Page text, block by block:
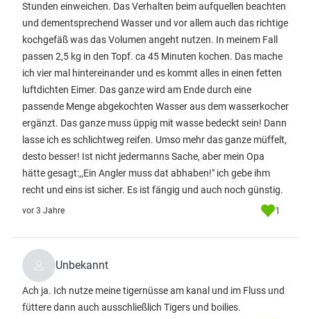
Stunden einweichen. Das Verhalten beim aufquellen beachten
und dementsprechend Wasser und vor allem auch das richtige
kochgefäß was das Volumen angeht nutzen. In meinem Fall
passen 2,5 kg in den Topf. ca 45 Minuten kochen. Das mache
ich vier mal hintereinander und es kommt alles in einen fetten
luftdichten Eimer. Das ganze wird am Ende durch eine
passende Menge abgekochten Wasser aus dem wasserkocher
ergänzt. Das ganze muss üppig mit wasse bedeckt sein! Dann
lasse ich es schlichtweg reifen. Umso mehr das ganze müffelt,
desto besser! Ist nicht jedermanns Sache, aber mein Opa
hätte gesagt:,,Ein Angler muss dat abhaben!" ich gebe ihm
recht und eins ist sicher. Es ist fängig und auch noch günstig.
vor 3 Jahre 1
Unbekannt
Ach ja. Ich nutze meine tigernüsse am kanal und im Fluss und
füttere dann auch ausschließlich Tigers und boilies.